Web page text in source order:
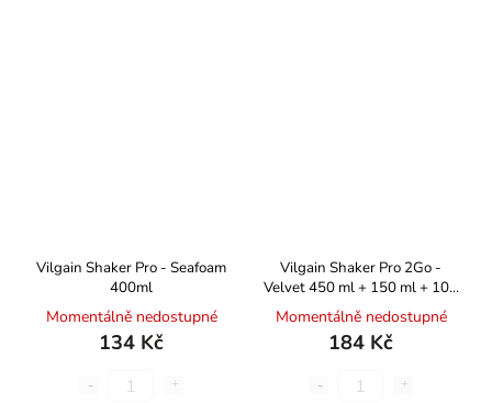
Vilgain Shaker Pro - Seafoam
400ml
Momentálně nedostupné
134 Kč
Vilgain Shaker Pro 2Go -
Velvet 450 ml + 150 ml + 100
ml
Momentálně nedostupné
184 Kč